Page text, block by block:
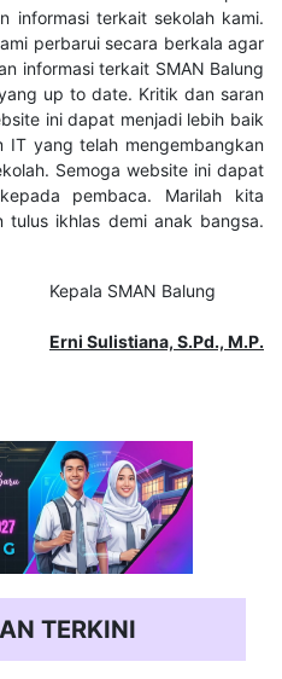
informasi terkait sekolah kami.
perbarui secara berkala agar
informasi terkait SMAN Balung
up to date. Kritik dan saran
ini dapat menjadi lebih baik
IT yang telah mengembangkan
Semoga website ini dapat
pembaca. Marilah kita
ikhlas demi anak bangsa.
Kepala SMAN Balung
Erni Sulistiana, S.Pd., M.P.
TERKINI